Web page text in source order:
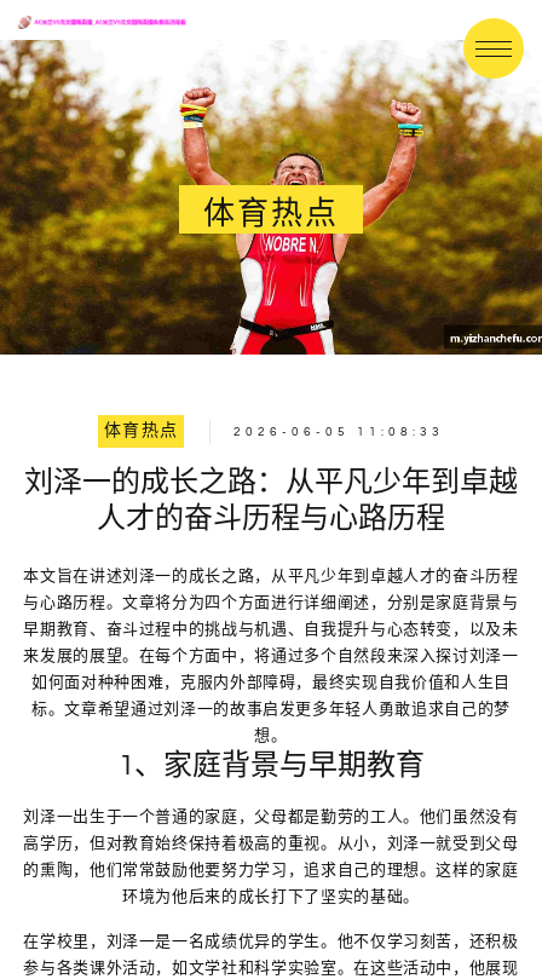
体育热点
体育热点 2026-06-05 11:08:33
刘泽一的成长之路：从平凡少年到卓越
人才的奋斗历程与心路历程
本文旨在讲述刘泽一的成长之路，从平凡少年到卓越人才的奋斗历程
与心路历程。文章将分为四个方面进行详细阐述，分别是家庭背景与
早期教育、奋斗过程中的挑战与机遇、自我提升与心态转变，以及未
来发展的展望。在每个方面中，将通过多个自然段来深入探讨刘泽一
如何面对种种困难，克服内外部障碍，最终实现自我价值和人生目
标。文章希望通过刘泽一的故事启发更多年轻人勇敢追求自己的梦
想。
1、家庭背景与早期教育
刘泽一出生于一个普通的家庭，父母都是勤劳的工人。他们虽然没有
高学历，但对教育始终保持着极高的重视。从小，刘泽一就受到父母
的熏陶，他们常常鼓励他要努力学习，追求自己的理想。这样的家庭
环境为他后来的成长打下了坚实的基础。
在学校里，刘泽一是一名成绩优异的学生。他不仅学习刻苦，还积极
参与各类课外活动，如文学社和科学实验室。在这些活动中，他展现